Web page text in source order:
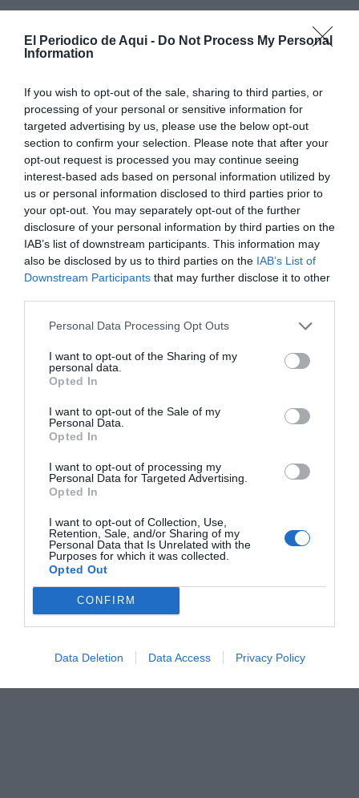
El Periodico de Aqui - Do Not Process My Personal
Information
If you wish to opt-out of the sale, sharing to third parties, or
processing of your personal or sensitive information for
targeted advertising by us, please use the below opt-out
section to confirm your selection. Please note that after your
opt-out request is processed you may continue seeing
interest-based ads based on personal information utilized by
us or personal information disclosed to third parties prior to
your opt-out. You may separately opt-out of the further
disclosure of your personal information by third parties on the
IAB’s list of downstream participants. This information may
also be disclosed by us to third parties on the IAB’s List of
Downstream Participants that may further disclose it to other
Personal Data Processing Opt Outs
I want to opt-out of the Sharing of my
personal data.
Opted In
I want to opt-out of the Sale of my
Personal Data.
Opted In
I want to opt-out of processing my
Personal Data for Targeted Advertising.
Opted In
I want to opt-out of Collection, Use,
Retention, Sale, and/or Sharing of my
Personal Data that Is Unrelated with the
Purposes for which it was collected.
Opted Out
CONFIRM
Data Deletion Data Access Privacy Policy
Un partido de máxima tensión
Con un parcial que disparó el marcador hasta el 8-4, el
equipo dirigido por Sergio Mallo parecía tener el
partido controlado. Sin embargo, Agustinos no se
rindió y aprovechó una exclusión de Urruzola para
volver a meterse de lleno en la final antes del descanso
creyó hasta el final.
Tras el paso por vestuarios, el choque se convirtió en
una batalla de desgaste. Cada gol costaba una
enormidad y la tensión se adueñó del pabellón.
Agustinos llegó a colocarse a un solo tanto (13-12) y
amenazó seriamente con darle la vuelta al partido,
pero volvió a emerger la figura de Dani Martínez con
varias paradas decisivas, especialmente en acciones
de contraataque.